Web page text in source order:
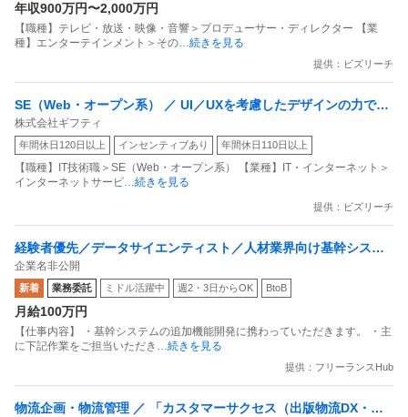
年収900万円〜2,000万円
【職種】テレビ・放送・映像・音響＞プロデューサー・ディレクター 【業
種】エンターテインメント＞その…続きを見る
提供：ビズリーチ
SE（Web・オープン系） ／ UI／UXを考慮したデザインの力で事
業を支えるプロダクトデザイナーを募集！
株式会社ギフティ
年間休日120日以上 インセンティブあり 年間休日110日以上
【職種】IT技術職＞SE（Web・オープン系） 【業種】IT・インターネット＞
インターネットサービ…続きを見る
提供：ビズリーチ
経験者優先／データサイエンティスト／人材業界向け基幹システ
ムAI機能追加開発案件
企業名非公開
新着 業務委託 ミドル活躍中 週2・3日からOK BtoB
月給100万円
【仕事内容】 ・基幹システムの追加機能開発に携わっていただきます。 ・主
に下記作業をご担当いただき …続きを見る
提供：フリーランスHub
物流企画・物流管理 ／ 「カスタマーサクセス（出版物流DX・サ